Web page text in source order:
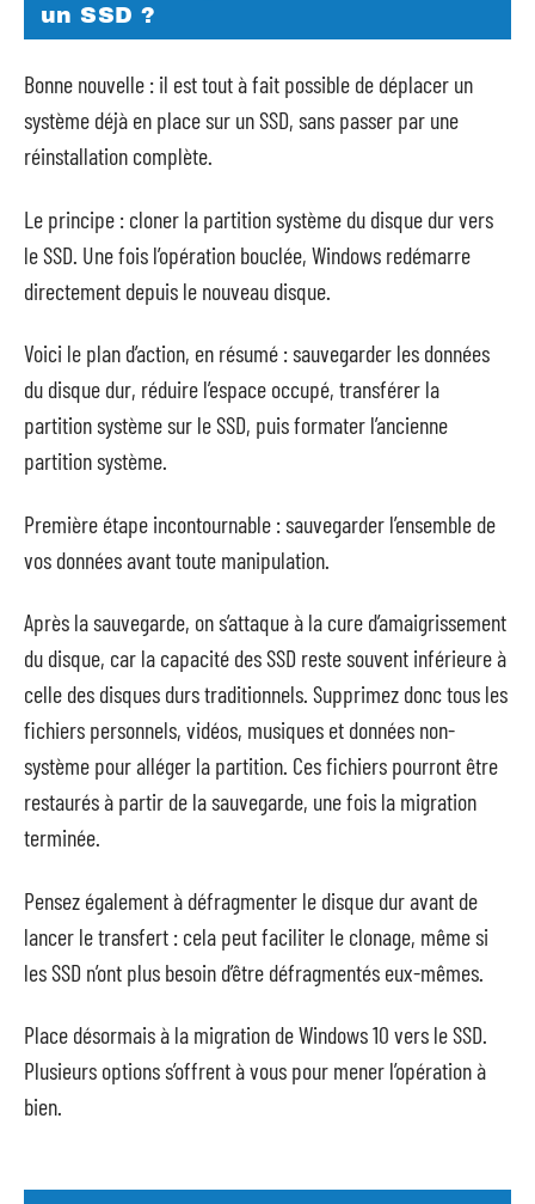
un SSD ?
Bonne nouvelle : il est tout à fait possible de déplacer un
système déjà en place sur un SSD, sans passer par une
réinstallation complète.
Le principe : cloner la partition système du disque dur vers
le SSD. Une fois l’opération bouclée, Windows redémarre
directement depuis le nouveau disque.
Voici le plan d’action, en résumé : sauvegarder les données
du disque dur, réduire l’espace occupé, transférer la
partition système sur le SSD, puis formater l’ancienne
partition système.
Première étape incontournable : sauvegarder l’ensemble de
vos données avant toute manipulation.
Après la sauvegarde, on s’attaque à la cure d’amaigrissement
du disque, car la capacité des SSD reste souvent inférieure à
celle des disques durs traditionnels. Supprimez donc tous les
fichiers personnels, vidéos, musiques et données non-
système pour alléger la partition. Ces fichiers pourront être
restaurés à partir de la sauvegarde, une fois la migration
terminée.
Pensez également à défragmenter le disque dur avant de
lancer le transfert : cela peut faciliter le clonage, même si
les SSD n’ont plus besoin d’être défragmentés eux-mêmes.
Place désormais à la migration de Windows 10 vers le SSD.
Plusieurs options s’offrent à vous pour mener l’opération à
bien.